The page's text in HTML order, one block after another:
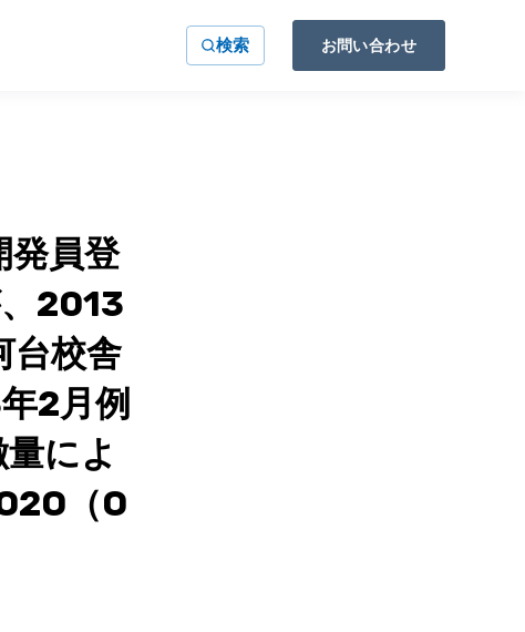
検索 お問い合わせ
発員登
2013
台校舎
2月例
によ
（O